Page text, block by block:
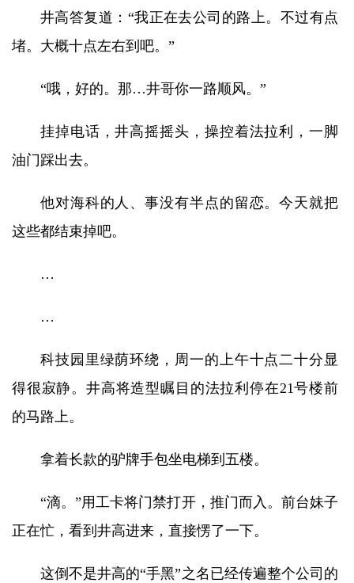
井高答复道：“我正在去公司的路上。不过有点
堵。大概十点左右到吧。”
“哦，好的。那…井哥你一路顺风。”
挂掉电话，井高摇摇头，操控着法拉利，一脚
油门踩出去。
他对海科的人、事没有半点的留恋。今天就把
这些都结束掉吧。
…
…
科技园里绿荫环绕，周一的上午十点二十分显
得很寂静。井高将造型瞩目的法拉利停在21号楼前
的马路上。
拿着长款的驴牌手包坐电梯到五楼。
“滴。”用工卡将门禁打开，推门而入。前台妹子
正在忙，看到井高进来，直接愣了一下。
这倒不是井高的“手黑”之名已经传遍整个公司的